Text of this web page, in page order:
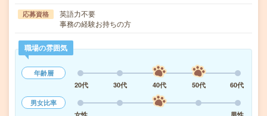
応募資格
英語力不要
事務の経験お持ちの方
職場の雰囲気
年齢層
20代
30代 40代 50代
60代
男女比率